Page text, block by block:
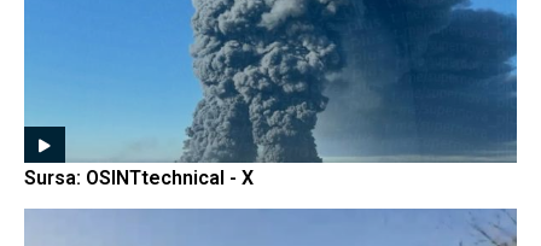
Sursa: OSINTtechnical - X